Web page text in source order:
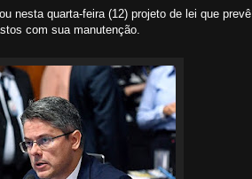
nesta quarta-feira (12) projeto de lei que prevê
com sua manutenção.